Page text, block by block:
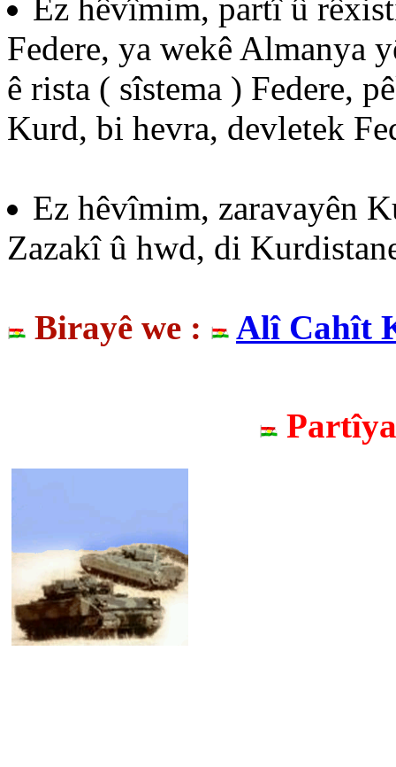
Ez hêvîmim, partî û
Federe, ya wekê Almanya
ê rista ( sîstema ) Federe,
Kurd, bi hevra, devletek
Ez hêvîmim, zaravayên
Zazakî û hwd, di
Birayê we : Alî Cahît